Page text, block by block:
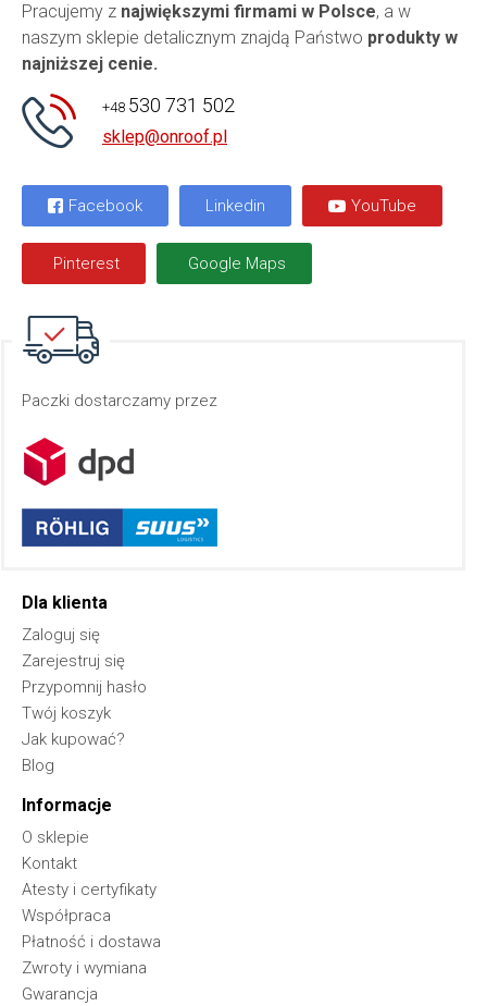
Pracujemy z największymi firmami w Polsce, a w
naszym sklepie detalicznym znajdą Państwo produkty w
najniższej cenie.
+48 530 731 502
sklep@onroof.pl
Facebook Linkedin YouTube
Pinterest Google Maps
Paczki dostarczamy przez
Dla klienta
Zaloguj się
Zarejestruj się
Przypomnij hasło
Twój koszyk
Jak kupować?
Blog
Informacje
O sklepie
Kontakt
Atesty i certyfikaty
Współpraca
Płatność i dostawa
Zwroty i wymiana
Gwarancja